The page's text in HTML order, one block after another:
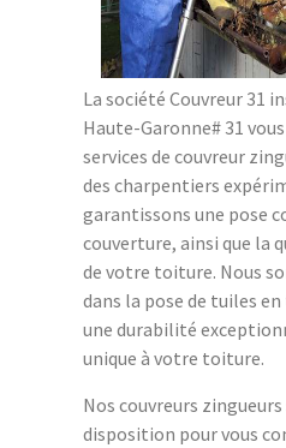
La société Couvreur 31
Haute-Garonne# 31
services de couvreur
des charpentiers
garantissons une pose
couverture, ainsi que la
de votre toiture. Nous
dans la pose de tuiles
une durabilité
unique à votre toiture.
Nos couvreurs
disposition pour vous